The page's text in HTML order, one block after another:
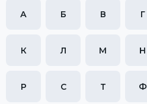
А Б В Г
К Л М Н
Р С Т Ф